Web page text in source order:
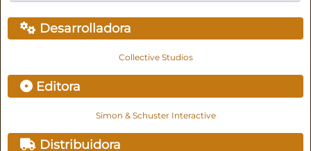
Desarrolladora
Collective Studios
Editora
Simon & Schuster Interactive
Distribuidora